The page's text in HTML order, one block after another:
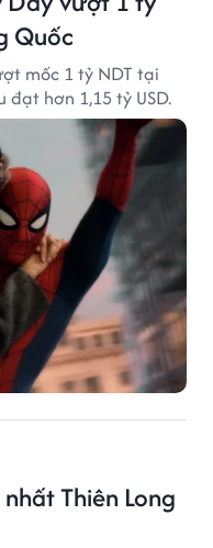
Quốc
mốc 1 tỷ NDT tại
hơn 1,15 tỷ USD.
Thiên Long